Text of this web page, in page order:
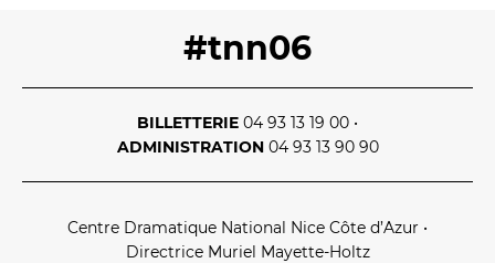
#tnn06
BILLETTERIE 04 93 13 19 00 •
ADMINISTRATION 04 93 13 90 90
Centre Dramatique National Nice Côte d’Azur •
Directrice Muriel Mayette‑Holtz